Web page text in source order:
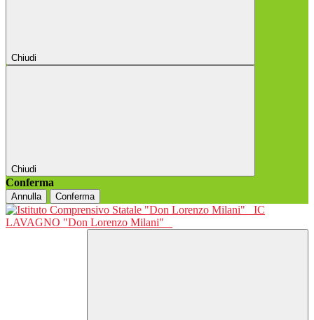
Chiudi
Chiudi
Conferma
Annulla Conferma
IC
LAVAGNO "Don Lorenzo Milani"